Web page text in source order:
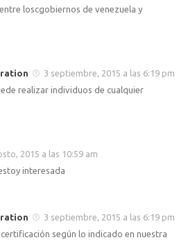
loscgobiernos de venezuela y
3 septiembre, 2015 a las 6:19 pm
realizar individuos de cualquier
2015 a las 10:59 am
interesada
3 septiembre, 2015 a las 6:19 pm
según lo indicado en nuestra